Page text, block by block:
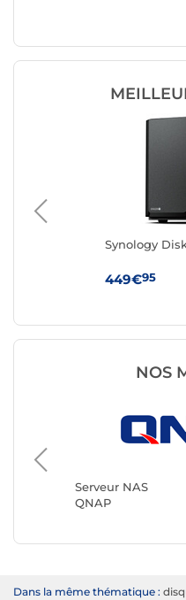
Synology
449€95
NOS
Serveur NAS
QNAP
Dans la même thématique :